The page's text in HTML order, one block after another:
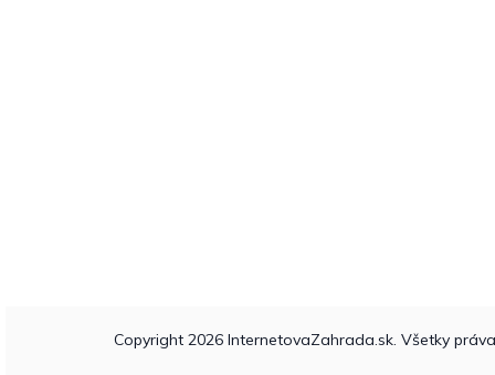
Copyright 2026 InternetovaZahrada.sk. Všetky